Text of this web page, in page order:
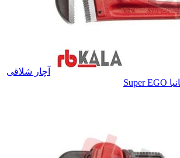
آچار شلاقی